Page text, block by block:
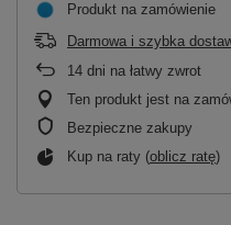
Produkt na zamówienie
Darmowa i szybka
14 dni na łatwy zwrot
Ten produkt jest na
Bezpieczne zakupy
Kup na raty (oblicz ratę)